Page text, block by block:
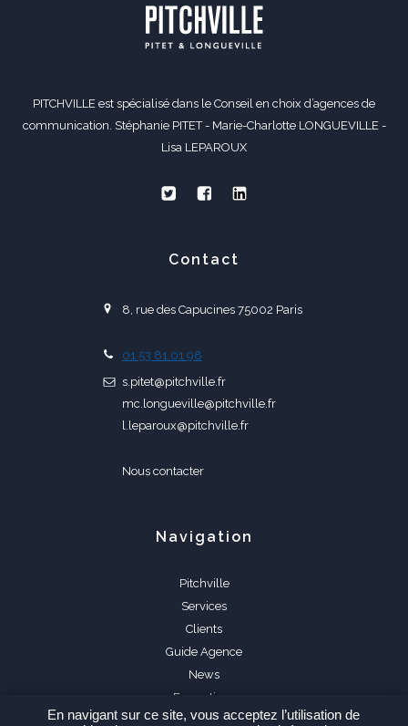
PITCHVILLE est spécialisé dans le Conseil en choix d’agences de
communication. Stéphanie PITET - Marie-Charlotte LONGUEVILLE -
Lisa LEPAROUX
Contact
8, rue des Capucines 75002 Paris
01 53 81 01 98
s.pitet@pitchville.fr
mc.longueville@pitchville.fr
l.leparoux@pitchville.fr
Nous contacter
Navigation
Pitchville
Services
Clients
Guide Agence
News
Formations
FAQ
En navigant sur ce site, vous acceptez l’utilisation de